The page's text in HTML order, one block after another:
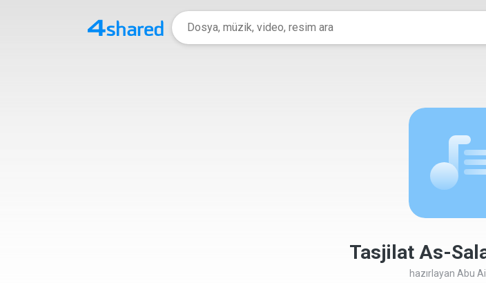
Tasjilat As-
hazırlayan Abu